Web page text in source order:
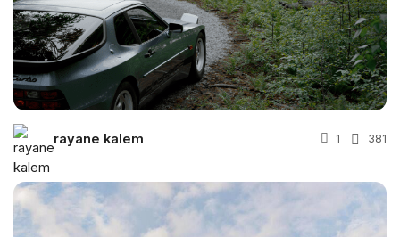
rayane kalem 1 381